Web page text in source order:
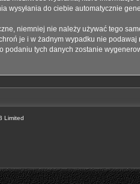
wysyłania do ciebie automatycznie
niemniej nie należy używać tego
je i w żadnym wypadku nie podawaj
tych danych zostanie
Limited